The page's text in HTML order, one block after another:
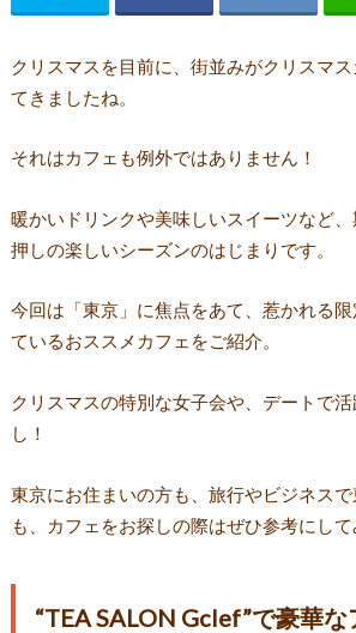
クリスマスを目前に、街並みがクリスマ
てきましたね。
それはカフェも例外ではありません！
暖かいドリンクや美味しいスイーツなど
押しの楽しいシーズンのはじまりです。
今回は「東京」に焦点をあて、惹かれる
ているおススメカフェをご紹介。
クリスマスの特別な女子会や、デートで
し！
東京にお住まいの方も、旅行やビジネス
も、カフェをお探しの際はぜひ参考にして
“TEA SALON Gclef”で豪華